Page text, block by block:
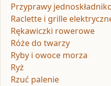
Przyprawy
Raclette i grille
Rękawiczki rowerowe
Róże do twarzy
Ryby i owoce morza
Ryż
Rzuć palenie